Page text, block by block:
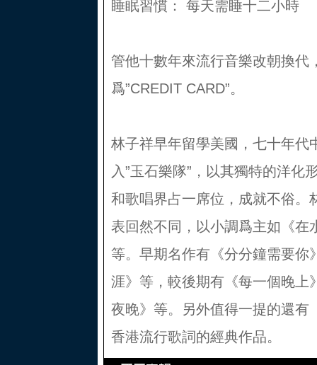
睡眠習慣： 每天需睡十二小時
管他十數年來流行音樂改朝換代
爲”CREDIT CARD”。
林子祥早年留學美國，七十年代
入”玉石樂隊”，以其獨特的洋化
和歌唱界占一席位，成就不俗。
表回然不同，以小調爲主如《在
等。早期名作有《分分鐘需要你
涯》等，較後期有《每一個晚上
夜晚》等。另外值得一提的還有
香港流行歌詞的經典作品。